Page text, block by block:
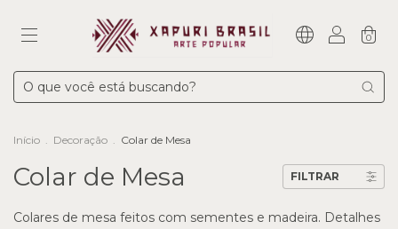
0
Início . Decoração . Colar de Mesa
Colar de Mesa FILTRAR
Colares de mesa feitos com sementes e madeira. Detalhes